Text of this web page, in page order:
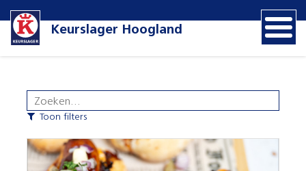
Keurslager Hoogland
Toon filters